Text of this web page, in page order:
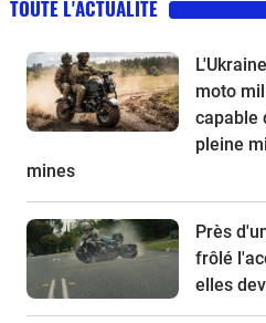
TOUTE L'ACTUALITÉ
moto
capable
pleine
mines
Près
frôlé
elles